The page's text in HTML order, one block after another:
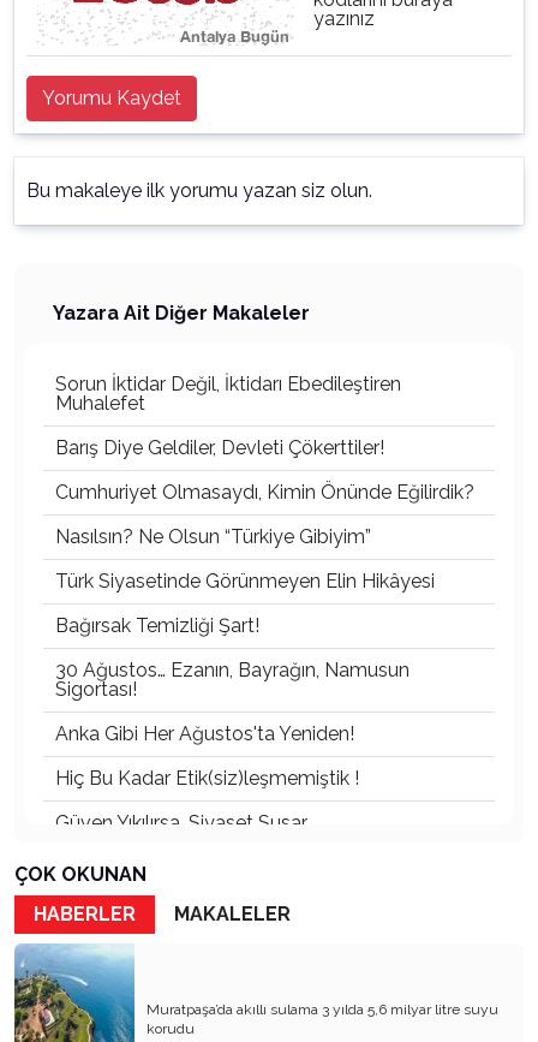
yazınız
Yorumu Kaydet
Bu makaleye ilk yorumu yazan siz olun.
Yazara Ait Diğer Makaleler
Sorun İktidar Değil, İktidarı Ebedileştiren
Muhalefet
Barış Diye Geldiler, Devleti Çökerttiler!
Cumhuriyet Olmasaydı, Kimin Önünde Eğilirdik?
Nasılsın? Ne Olsun “Türkiye Gibiyim”
Türk Siyasetinde Görünmeyen Elin Hikâyesi
Bağırsak Temizliği Şart!
30 Ağustos… Ezanın, Bayrağın, Namusun
Sigortası!
Anka Gibi Her Ağustos'ta Yeniden!
Hiç Bu Kadar Etik(siz)leşmemiştik !
Güven Yıkılırsa, Siyaset Susar
VAR OLSUN GENÇLİK, YANSIN ESKİ KAFA!
Devlet Yönetimini Kimlik Pazarlığına Çevirmek:
Akıl Tutulmasıdır
Ne Koltukmuş Arkadaş!
Değişmeyen Oyun!
ÇOK OKUNAN
HABERLER
MAKALELER
Muratpaşa’da akıllı sulama 3 yılda 5,6 milyar litre suyu
korudu